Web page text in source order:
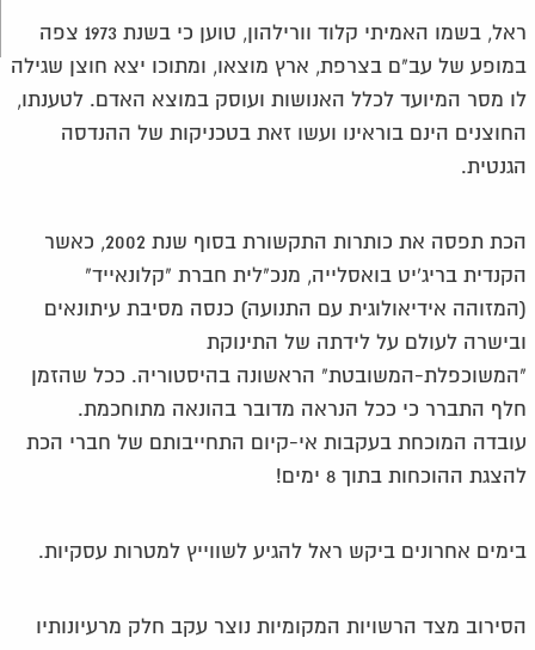
ראל, בשמו האמיתי קלוד וורילהון, טוען כי בשנת 1973 צפה
במופע של עב"ם בצרפת, ארץ מוצאו, ומתוכו יצא חוצן שגילה
לו מסר המיועד לכלל האנושות ועוסק במוצא האדם. לטענתו,
החוצנים הינם בוראינו ועשו זאת בטכניקות של ההנדסה
הגנטית.
הכת תפסה את כותרות התקשורת בסוף שנת 2002, כאשר
הקנדית בריג'יט בואסלייה, מנכ"לית חברת "קלונאייד"
(המזוהה אידיאולוגית עם התנועה) כנסה מסיבת עיתונאים
ובישרה לעולם על לידתה של התינוקת
"המשוכפלת-המשובטת" הראשונה בהיסטוריה. ככל שהזמן
חלף התברר כי ככל הנראה מדובר בהונאה מתוחכמת.
עובדה המוכחת בעקבות אי-קיום התחייבותם של חברי הכת
להצגת ההוכחות בתוך 8 ימים!
בימים אחרונים ביקש ראל להגיע לשווייץ למטרות עסקיות.
הסירוב מצד הרשויות המקומיות נוצר עקב חלק מרעיונותיו